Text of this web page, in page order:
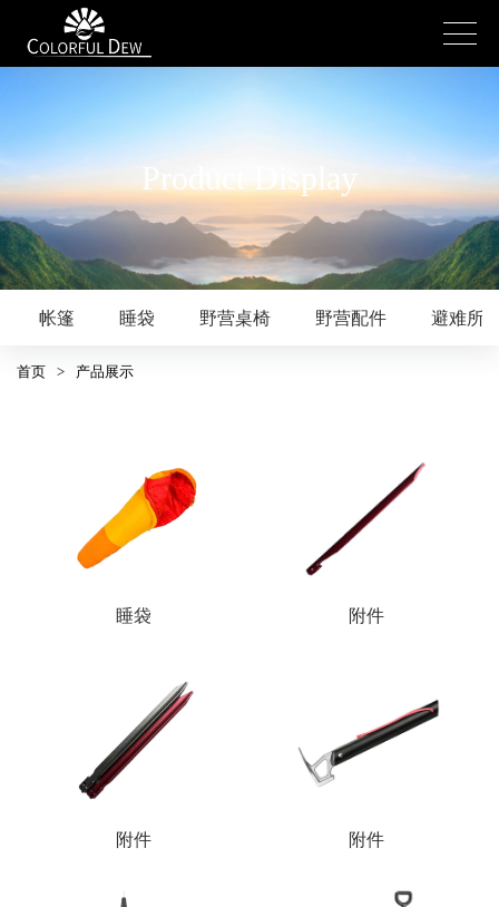
Product Display
帐篷 睡袋 野营桌椅 野营配件 避难所
首页 > 产品展示
睡袋 附件
附件 附件